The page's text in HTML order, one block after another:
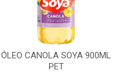
ÓLEO CANOLA SOYA 900ML
PET